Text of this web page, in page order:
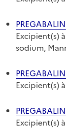
Excipient(s)
sodium,
Excipient(s)
Excipient(s)